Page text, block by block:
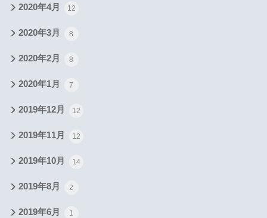
2020年4月 12
2020年3月 8
2020年2月 8
2020年1月 7
2019年12月 12
2019年11月 12
2019年10月 14
2019年8月 2
2019年6月 1